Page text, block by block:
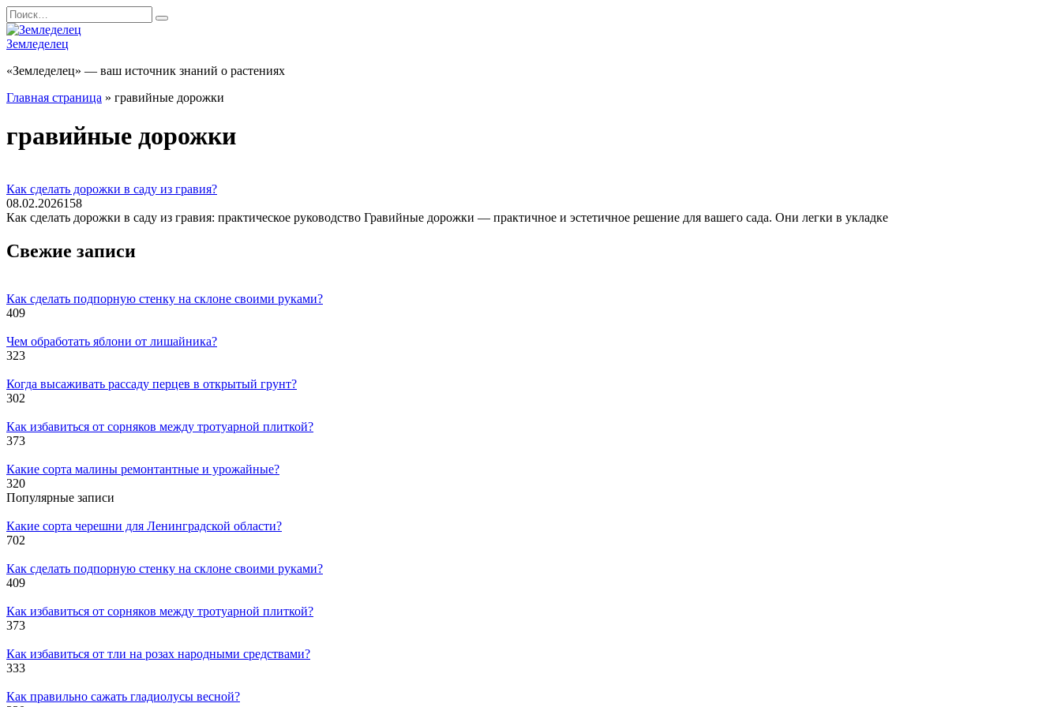
Перейти
к
содержанию
Search
for:
Земледелец
«Земледелец» — ваш источник знаний о растениях
Главная страница » гравийные дорожки
гравийные дорожки
Как сделать дорожки в саду из гравия?
08.02.2026158
Как сделать дорожки в саду из гравия: практическое руководство Гравийные дорожки — практичное и эстетичное решение для вашего сада. Они легки в укладке
Свежие записи
Как сделать подпорную стенку на склоне своими руками?
409
Чем обработать яблони от лишайника?
323
Когда высаживать рассаду перцев в открытый грунт?
302
Как избавиться от сорняков между тротуарной плиткой?
373
Какие сорта малины ремонтантные и урожайные?
320
Популярные записи
Какие сорта черешни для Ленинградской области?
702
Как сделать подпорную стенку на склоне своими руками?
409
Как избавиться от сорняков между тротуарной плиткой?
373
Как избавиться от тли на розах народными средствами?
333
Как правильно сажать гладиолусы весной?